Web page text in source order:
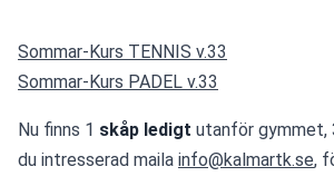
Sommar-Kurs TENNIS v.33
Sommar-Kurs PADEL v.33
Nu finns 1 skåp ledigt utanför gymmet,
du intresserad maila info@kalmartk.se,